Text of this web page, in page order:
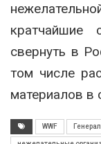
кратчайшие
свернуть в
том числе
материалов в
WWF